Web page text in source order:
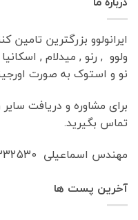
ایرانولوو بزرگترین
ولوو , رنو , میدلام ,
نو و استوک به صورت
برای مشاوره و دریافت
تماس بگیرید.
مهندس اسماعیلی 09143332530
آخرین پست ها